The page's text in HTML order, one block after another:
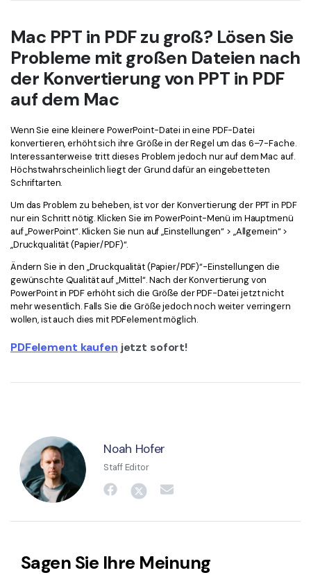
Mac PPT in PDF zu groß? Lösen Sie
Probleme mit großen Dateien nach
der Konvertierung von PPT in PDF
auf dem Mac
Wenn Sie eine kleinere PowerPoint-Datei in eine PDF-Datei
konvertieren, erhöht sich ihre Größe in der Regel um das 6–7-Fache.
Interessanterweise tritt dieses Problem jedoch nur auf dem Mac auf.
Höchstwahrscheinlich liegt der Grund dafür an eingebetteten
Schriftarten.
Um das Problem zu beheben, ist vor der Konvertierung der PPT in PDF
nur ein Schritt nötig. Klicken Sie im PowerPoint-Menü im Hauptmenü
auf „PowerPoint“. Klicken Sie nun auf „Einstellungen“ > „Allgemein“ >
„Druckqualität (Papier/PDF)“.
Ändern Sie in den „Druckqualität (Papier/PDF)“-Einstellungen die
gewünschte Qualität auf „Mittel“. Nach der Konvertierung von
PowerPoint in PDF erhöht sich die Größe der PDF-Datei jetzt nicht
mehr wesentlich. Falls Sie die Größe jedoch noch weiter verringern
wollen, ist auch dies mit PDFelement möglich.
PDFelement kaufen jetzt sofort!
Noah Hofer
Staff Editor
Sagen Sie Ihre Meinung